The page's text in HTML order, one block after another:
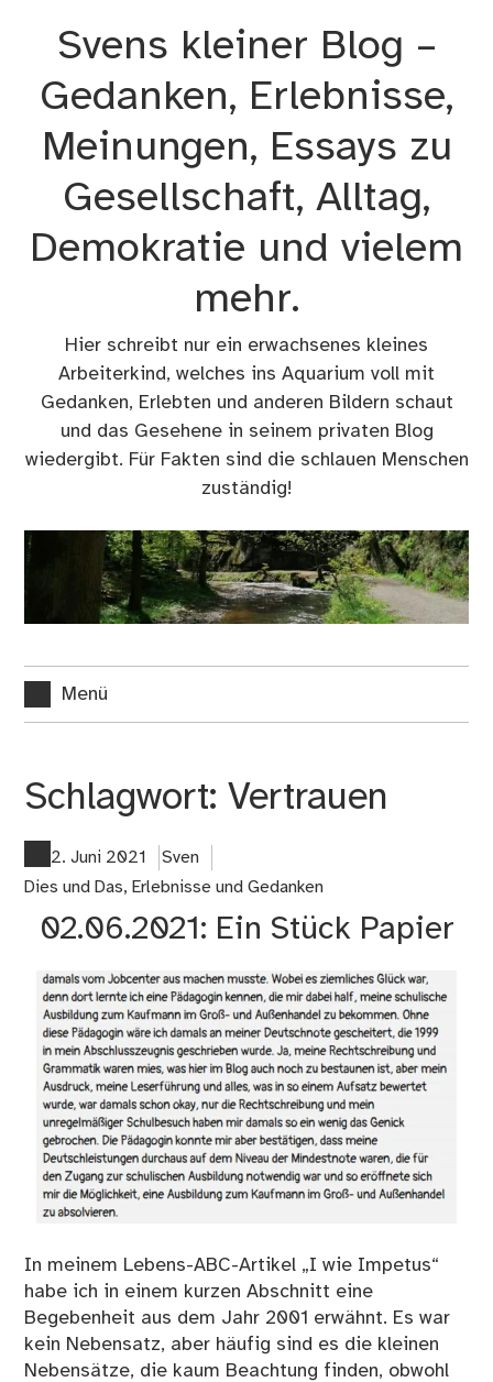
Svens kleiner Blog –
Gedanken, Erlebnisse,
Meinungen, Essays zu
Gesellschaft, Alltag,
Demokratie und vielem
mehr.
Hier schreibt nur ein erwachsenes kleines
Arbeiterkind, welches ins Aquarium voll mit
Gedanken, Erlebten und anderen Bildern schaut
und das Gesehene in seinem privaten Blog
wiedergibt. Für Fakten sind die schlauen Menschen
zuständig!
Menü
Schlagwort:Vertrauen
2. Juni 2021
Sven
Dies und Das, Erlebnisse und Gedanken
02.06.2021: Ein Stück Papier
In meinem Lebens-ABC-Artikel „I wie Impetus“
habe ich in einem kurzen Abschnitt eine
Begebenheit aus dem Jahr 2001 erwähnt. Es war
kein Nebensatz, aber häufig sind es die kleinen
Nebensätze, die kaum Beachtung finden, obwohl